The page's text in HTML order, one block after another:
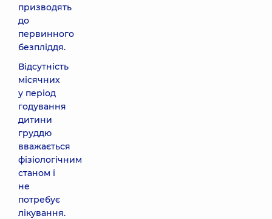
призводять
до
первинного
безпліддя.
Відсутність
місячних
у період
годування
дитини
груддю
вважається
фізіологічним
станом і
не
потребує
лікування.